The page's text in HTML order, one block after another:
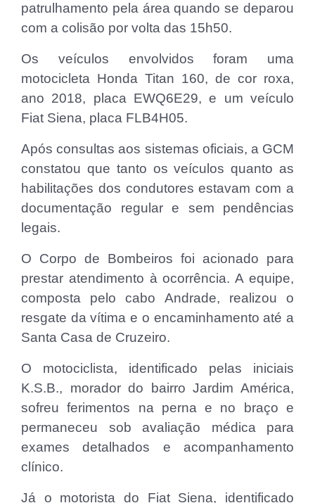
patrulhamento pela área quando se deparou
com a colisão por volta das 15h50.
Os veículos envolvidos foram uma
motocicleta Honda Titan 160, de cor roxa,
ano 2018, placa EWQ6E29, e um veículo
Fiat Siena, placa FLB4H05.
Após consultas aos sistemas oficiais, a GCM
constatou que tanto os veículos quanto as
habilitações dos condutores estavam com a
documentação regular e sem pendências
legais.
O Corpo de Bombeiros foi acionado para
prestar atendimento à ocorrência. A equipe,
composta pelo cabo Andrade, realizou o
resgate da vítima e o encaminhamento até a
Santa Casa de Cruzeiro.
O motociclista, identificado pelas iniciais
K.S.B., morador do bairro Jardim América,
sofreu ferimentos na perna e no braço e
permaneceu sob avaliação médica para
exames detalhados e acompanhamento
clínico.
Já o motorista do Fiat Siena, identificado